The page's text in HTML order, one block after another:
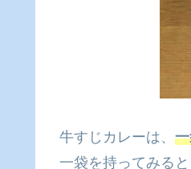
牛すじカレーは、
一袋を持ってみる